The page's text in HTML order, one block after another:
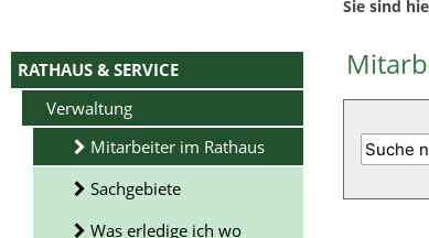
RATHAUS & SERVICE
Verwaltung
Mitarbeiter im Rathaus
Sachgebiete
Was erledige ich wo
Sie sind